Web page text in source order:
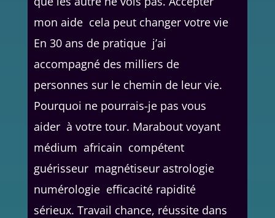
mon aide cela peut changer votre vie
En 30 ans de pratique j’ai
accompagné des milliers de
personnes sur le chemin de leur vie.
Pourquoi ne pourrais-je pas vous
aider à votre tour. Marabout voyant
médium africain compétent
guérisseur magnétiseur astrologie
numérologie efficacité rapidité
sérieux. Travail chance, réussite dans